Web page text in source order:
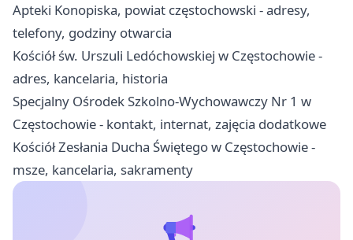
Apteki Konopiska, powiat częstochowski - adresy,
telefony, godziny otwarcia
Kościół św. Urszuli Ledóchowskiej w Częstochowie -
adres, kancelaria, historia
Specjalny Ośrodek Szkolno-Wychowawczy Nr 1 w
Częstochowie - kontakt, internat, zajęcia dodatkowe
Kościół Zesłania Ducha Świętego w Częstochowie -
msze, kancelaria, sakramenty